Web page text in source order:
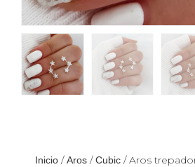
Inicio /Aros /Cubic / Aros